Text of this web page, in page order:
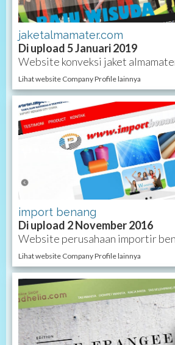
jaketalmamater.com
Di upload 5 Januari 2019
Website konveksi jaket
Lihat website Company Profile lainnya
import benang
Di upload 2 November 2016
Website perusahaan importir
Lihat website Company Profile lainnya